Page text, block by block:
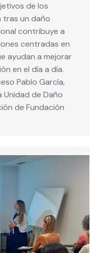
de los
tras un daño
contribuye a
centradas en
ayudan a mejorar
en el día a día.
Pablo García,
de Daño
de Fundación